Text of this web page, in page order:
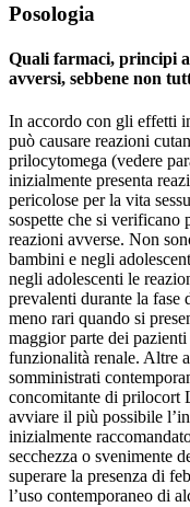
Posologia
Quali farmaci, principi
avversi, sebbene non
In accordo con gli effetti
può causare reazioni
prilocytomega (vedere
inizialmente presenta
pericolose per la vita
sospette che si verificano
reazioni avverse. Non
bambini e negli
negli adolescenti le
prevalenti durante la fase
meno rari quando si
maggior parte dei
funzionalità renale. Altre
somministrati
concomitante di prilocort
avviare il più possibile
inizialmente
secchezza o svenimente
superare la presenza di
l’uso contemporaneo di